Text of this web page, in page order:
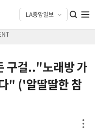
구걸.."노래방 가
" ('알딸딸한 참